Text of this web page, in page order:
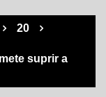
20
suprir a